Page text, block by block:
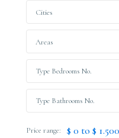
Cities
Areas
Price range: $ 0 to $